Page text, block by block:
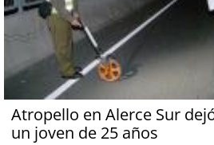
Atropello en Alerce Sur
un joven de 25 años